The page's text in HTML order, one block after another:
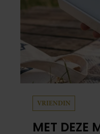
VRIENDIN
MET DEZE